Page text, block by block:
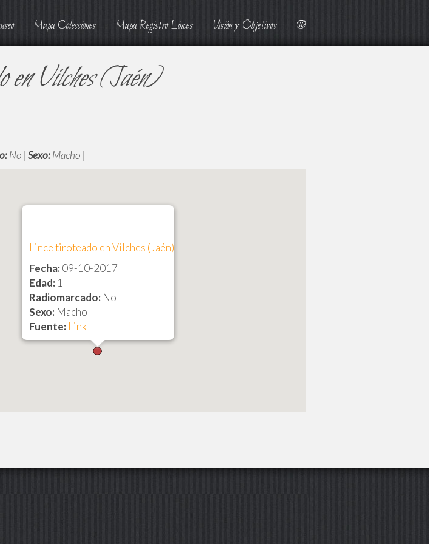
Mapa Colecciones Mapa Registro Linces Visión y Objetivos @
en Vilches (Jaén)
No | Sexo:Macho |
Lince tiroteado en Vilches (Jaén)
Fecha: 09-10-2017
Edad: 1
Radiomarcado: No
Sexo: Macho
Fuente: Link